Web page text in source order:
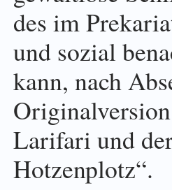
des im
und sozial
kann, nach
Larifari und
Hotzenplotz“.